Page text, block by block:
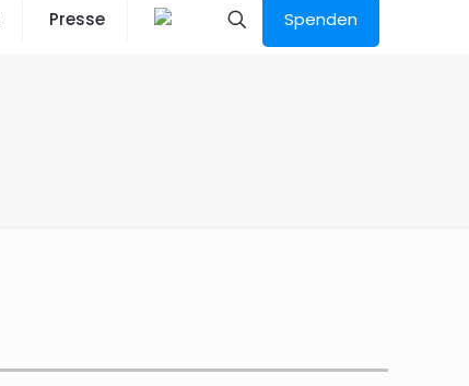
Presse Spenden